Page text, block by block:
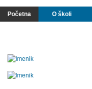
Početna O školi